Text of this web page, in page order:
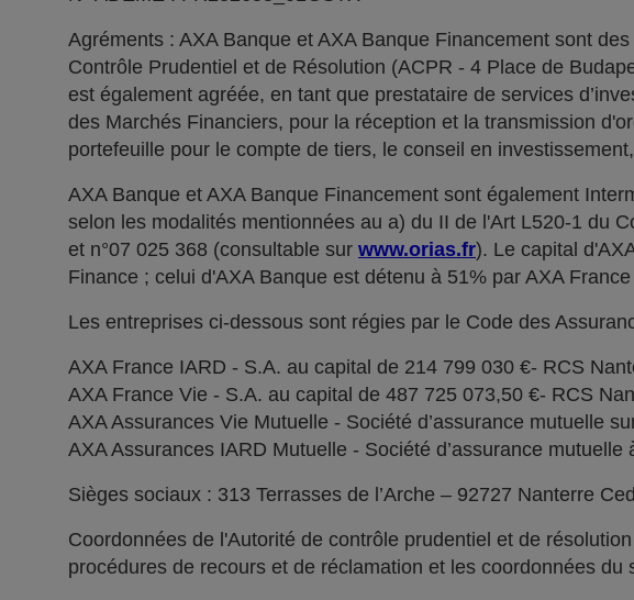
Agréments : AXA Banque et AXA Banque Financement sont
Contrôle Prudentiel et de Résolution (ACPR - 4 Place de
est également agréée, en tant que prestataire de services
des Marchés Financiers, pour la réception et la transmission
portefeuille pour le compte de tiers, le conseil en
AXA Banque et AXA Banque Financement sont également
selon les modalités mentionnées au a) du II de l'Art L520-1 du
et n°07 025 368 (consultable sur www.orias.fr). Le capital
Finance ; celui d'AXA Banque est détenu à 51% par AXA
Les entreprises ci-dessous sont régies par le Code des
AXA France IARD - S.A. au capital de 214 799 030 €- RCS
AXA France Vie - S.A. au capital de 487 725 073,50 €- RCS
AXA Assurances Vie Mutuelle - Société d’assurance mutuelle
AXA Assurances IARD Mutuelle - Société d’assurance
Sièges sociaux : 313 Terrasses de l’Arche – 92727 Nanterre
Coordonnées de l'Autorité de contrôle prudentiel et de
procédures de recours et de réclamation et les coordonnées